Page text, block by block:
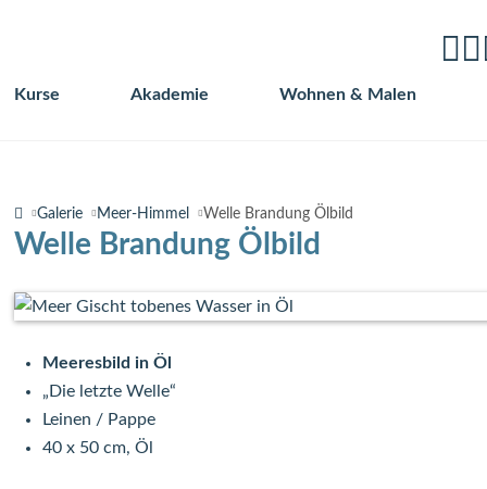
Navigation
Kurse Akademie Wohnen & Malen
Galerie Meer-Himmel Welle Brandung Ölbild
Welle Brandung Ölbild
Meeresbild in Öl
„Die letzte Welle“
Leinen / Pappe
40 x 50 cm, Öl